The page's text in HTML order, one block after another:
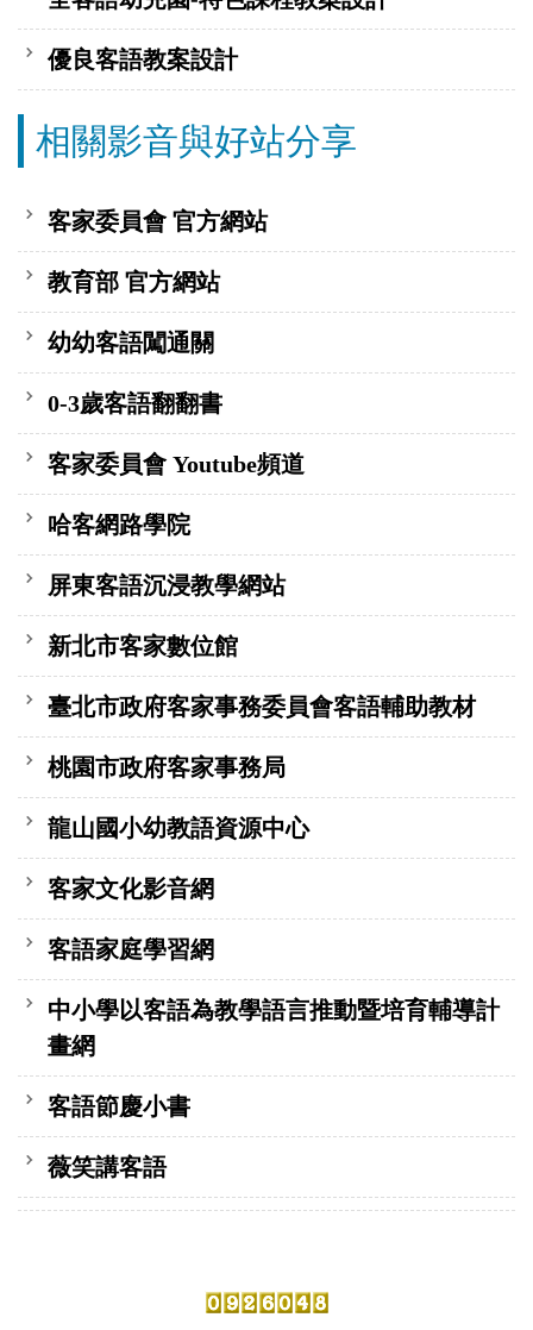
優良客語教案設計
相關影音與好站分享
客家委員會 官方網站
教育部 官方網站
幼幼客語闖通關
0-3歲客語翻翻書
客家委員會 Youtube頻道
哈客網路學院
屏東客語沉浸教學網站
新北市客家數位館
臺北市政府客家事務委員會客語輔助教材
桃園市政府客家事務局
龍山國小幼教語資源中心
客家文化影音網
客語家庭學習網
中小學以客語為教學語言推動暨培育輔導計
畫網
客語節慶小書
薇笑講客語